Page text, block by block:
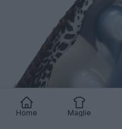
Home Maglie